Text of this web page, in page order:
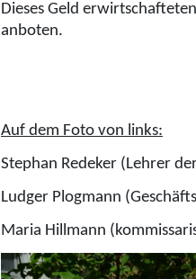
Dieses Geld
anboten.
Auf dem Foto von links:
Stephan Redeker (Lehrer
Ludger Plogmann
Maria Hillmann